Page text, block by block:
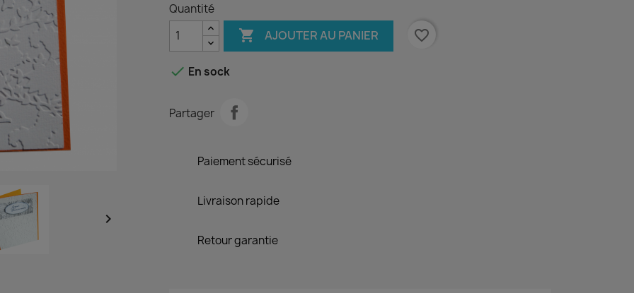

Quantité
 AJOUTER AU PANIER favorite_border
 En sock
Partager
Paiement sécurisé
Livraison rapide
Retour garantie